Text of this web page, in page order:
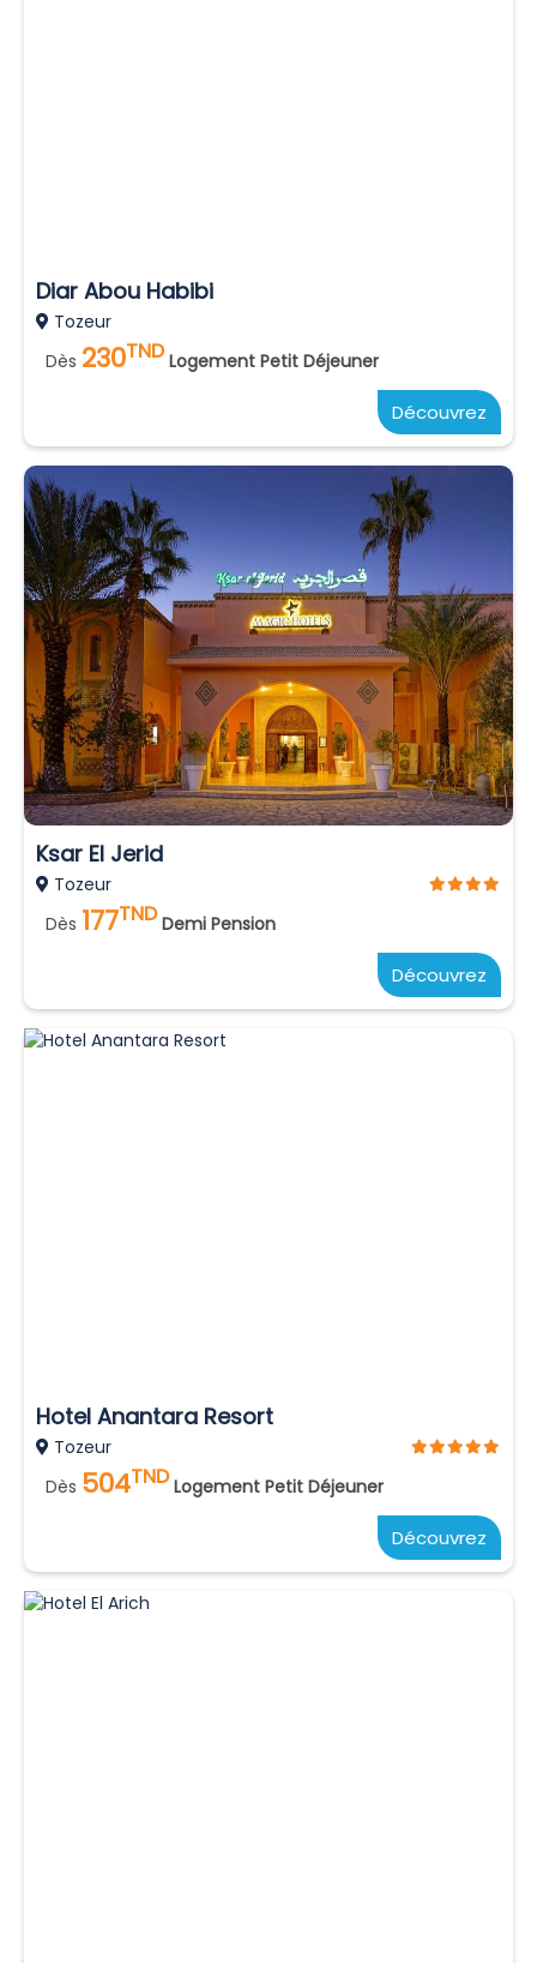
Diar Abou Habibi
Tozeur
Dès 230TND Logement Petit Déjeuner
Découvrez
Ksar El Jerid
Tozeur
Dès 177TND Demi Pension
Découvrez
Hotel Anantara Resort
Tozeur
Dès 504TND Logement Petit Déjeuner
Découvrez